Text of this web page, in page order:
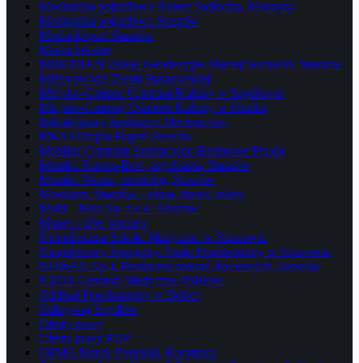
Mechanika pojazdowa Robert Sadłocha, Moszyny
Mechanika pojazdowa Staszów
Media Expert Staszów
Media lokalne
MERIDIAN Usługi Geodezyjne Maciej Sochacki, Staszów
Miejscowości Ziemi Staszowskiej
Miejsko-Gminne Centrum Kultury w Szydłowie
Miejsko-Gminny Ośrodek Kultury w Osieku
Mikołajkowy konkurs z Microsoftem
MKS Olimpia Pogoń Staszów
Mobilne Centrum Animacyjno-Eventowe Frajda
Monika Ramos-Bort, psychiatra, Staszów
Monika Wrona, neurolog, Staszów
Montanex Staszów – okna, drzwi, rolety
Multi – Max Sp. z o.o. Staszów
Muzea i izby pamięci
Niepubliczna Szkoła Muzyczna w Staszowie
Niepubliczny Specjalny Punkt Przedszkolny w Staszowie
NOWAX Sp. j. Producent pokryć dachowych, Staszów
NZOZ Centrum Medyczne Połaniec
Oddział Przedszkolny w Dobrej
Odkrywaj Szydłów
Oferty pracy
Oferty pracy PUP
OFMA Marek Porębski, Korytnica